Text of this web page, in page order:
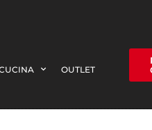
OUTLET